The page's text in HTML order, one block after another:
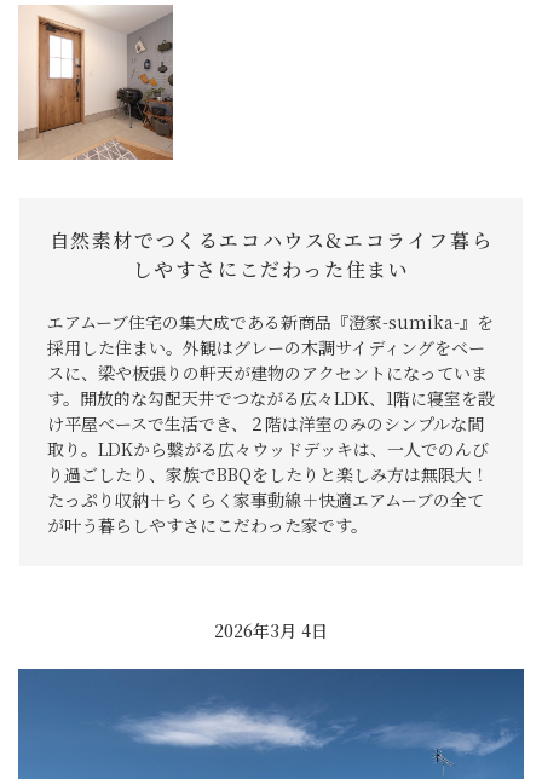
自然素材でつくるエコハウス&エコライフ暮ら
しやすさにこだわった住まい
エアムーブ住宅の集大成である新商品『澄家-sumika-』を
採用した住まい。外観はグレーの木調サイディングをベー
スに、梁や板張りの軒天が建物のアクセントになっていま
す。開放的な勾配天井でつながる広々LDK、1階に寝室を設
け平屋ベースで生活でき、２階は洋室のみのシンプルな間
取り。LDKから繋がる広々ウッドデッキは、一人でのんび
り過ごしたり、家族でBBQをしたりと楽しみ方は無限大！
たっぷり収納＋らくらく家事動線＋快適エアムーブの全て
が叶う暮らしやすさにこだわった家です。
2026年3月 4日